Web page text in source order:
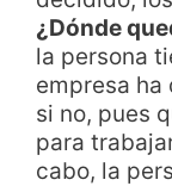
¿Dónde
la persona
empresa ha
si no, pues
para
cabo, la